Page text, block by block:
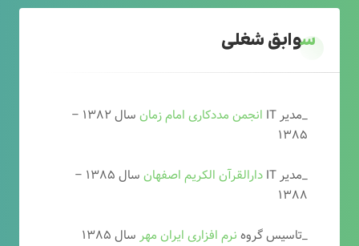
سوابق شغلی
_مدیر IT انجمن مددکاری امام زمان
سال ۱۳۸۲ –
۱۳۸۵
_مدیر IT
دارالقرآن الکریم اصفهان
سال ۱۳۸۵ –
۱۳۸۸
_تاسیس گروه نرم افزاری ایران مهر سال ۱۳۸۵